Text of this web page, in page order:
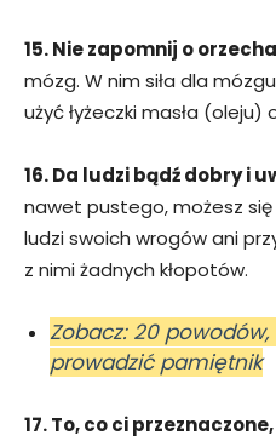
15. Nie zapomnij o
mózg. W nim siła dla
użyć łyżeczki masła (oleju)
16. Da ludzi bądź dobry i
nawet pustego, możesz
ludzi swoich wrogów ani
z nimi żadnych kłopotów.
Zobacz: 20
prowadzić pamiętnik
17. To, co ci